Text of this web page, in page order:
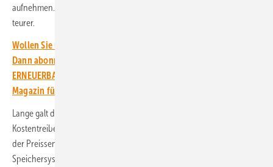
aufnehmen. Alle anderen konventionellen Erzeugungsanlagen sind
teurer.
Wollen Sie über die Energiewende auf dem Laufenden bleiben?
Dann abonnieren Sie einfach den kostenlosen Newsletter von
ERNEUERBARE ENERGIEN – dem größten verbandsunabhängigen
Magazin für erneuerbare Energien in Deutschland!
Lange galt der Speicher integriert in eine Solaranlage noch als
Kostentreiber bei den Stromgestehungskosten. Das hat sich aufgrund
der Preissenkungen sowohl für den Solarstrom als auch der
Speichersystem inzwischen geändert. Jetzt habe auch Photovoltaik-